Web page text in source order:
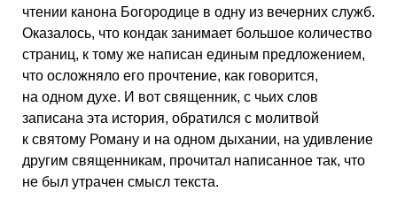
чтении канона Богородице в одну из вечерних служб.
Оказалось, что кондак занимает большое количество
страниц, к тому же написан единым предложением,
что осложняло его прочтение, как говорится,
на одном духе. И вот священник, с чьих слов
записана эта история, обратился с молитвой
к святому Роману и на одном дыхании, на удивление
другим священникам, прочитал написанное так, что
не был утрачен смысл текста.